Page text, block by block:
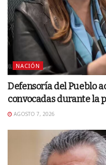
NACIÓN
Defensoría del Pueblo
convocadas durante la
AGOSTO 7, 2026